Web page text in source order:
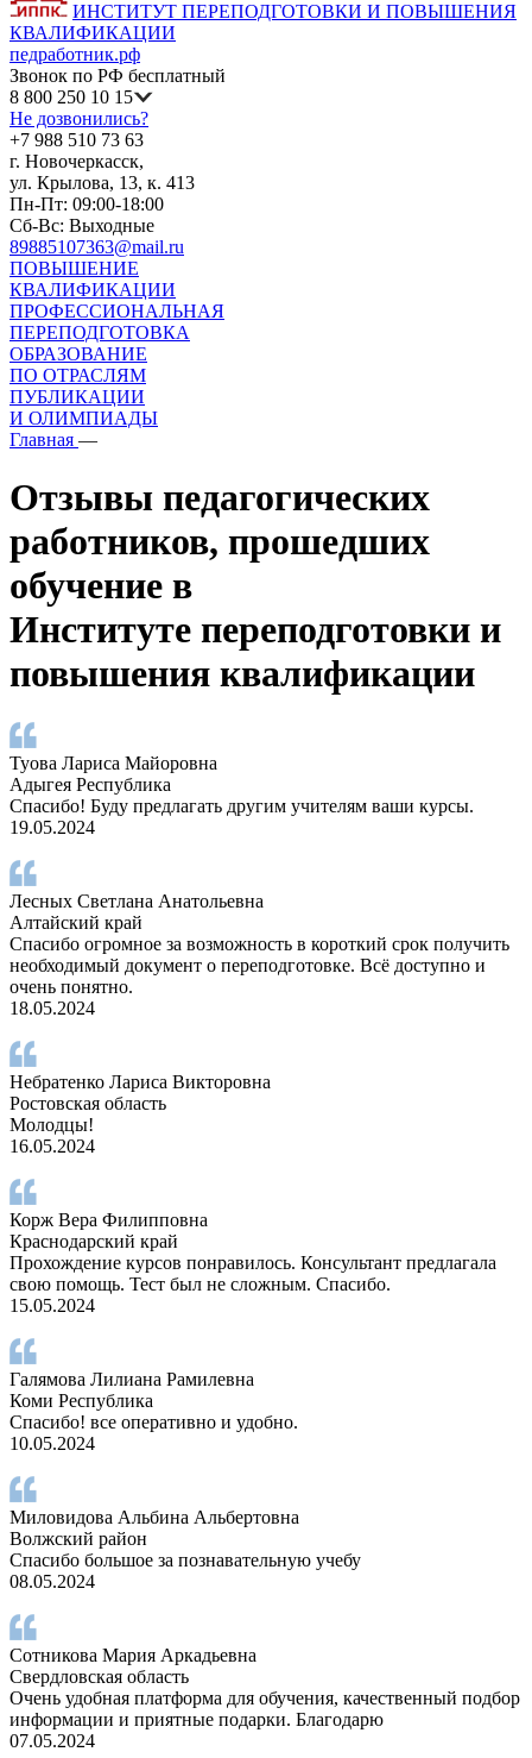
ИНСТИТУТ ПЕРЕПОДГОТОВКИ И ПОВЫШЕНИЯ
КВАЛИФИКАЦИИ
педработник.рф
Звонок по РФ бесплатный
8 800 250 10 15
Не дозвонились?
+7 988 510 73 63
г. Новочеркасск,
ул. Крылова, 13, к. 413
Пн-Пт: 09:00-18:00
Сб-Вс: Выходные
89885107363@mail.ru
ПОВЫШЕНИЕ
КВАЛИФИКАЦИИ
ПРОФЕССИОНАЛЬНАЯ
ПЕРЕПОДГОТОВКА
ОБРАЗОВАНИЕ
ПО ОТРАСЛЯМ
ПУБЛИКАЦИИ
И ОЛИМПИАДЫ
Главная —
Отзывы педагогических
работников, прошедших
обучение в
Институте переподготовки и
повышения квалификации
Туова Лариса Майоровна
Адыгея Республика
Спасибо! Буду предлагать другим учителям ваши курсы.
19.05.2024
Лесных Светлана Анатольевна
Алтайский край
Спасибо огромное за возможность в короткий срок получить
необходимый документ о переподготовке. Всё доступно и
очень понятно.
18.05.2024
Небратенко Лариса Викторовна
Ростовская область
Молодцы!
16.05.2024
Корж Вера Филипповна
Краснодарский край
Прохождение курсов понравилось. Консультант предлагала
свою помощь. Тест был не сложным. Спасибо.
15.05.2024
Галямова Лилиана Рамилевна
Коми Республика
Спасибо! все оперативно и удобно.
10.05.2024
Миловидова Альбина Альбертовна
Волжский район
Спасибо большое за познавательную учебу
08.05.2024
Сотникова Мария Аркадьевна
Свердловская область
Очень удобная платформа для обучения, качественный подбор
информации и приятные подарки. Благодарю
07.05.2024